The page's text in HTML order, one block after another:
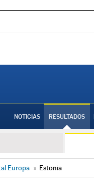
NOTICIAS RESULTADOS
Europa » Estonia